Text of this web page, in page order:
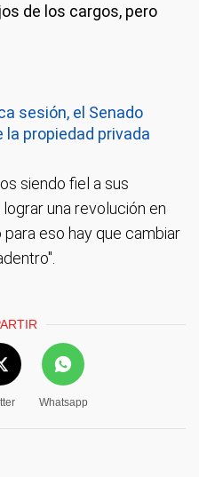
de los cargos, pero
sesión, el Senado
la propiedad privada
siendo fiel a sus
una revolución en
para eso hay que cambiar
Whatsapp